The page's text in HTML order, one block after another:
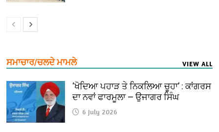
ਸਮਾਚਾਰ/ਚਲਦੇ ਮਾਮਲੇ VIEW ALL
‘ਖੋਦਿਆ ਪਹਾੜ ਤੇ ਨਿਕਲਿਆ ਚੂਹਾ’ : ਕਾਂਗਰਸ
ਦਾ ਨਵਾਂ ਫਾਰਮੂਲਾ — ਉਜਾਗਰ ਸਿੰਘ
6 July 2026